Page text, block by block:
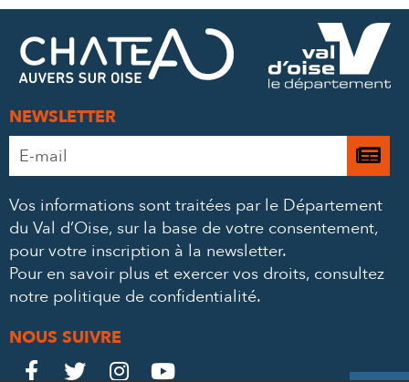
FACEBOOK
MAIL
NEWSLETTER
Adresse
e-
*
Je
à
Vos informations sont traitées par le Département
du Val d’Oise, sur la base de votre consentement,
pour votre inscription à la newsletter.
Pour en savoir plus et exercer vos droits, consultez
notre politique de confidentialité.
NOUS SUIVRE
Le
 Le
 Le
 Le
